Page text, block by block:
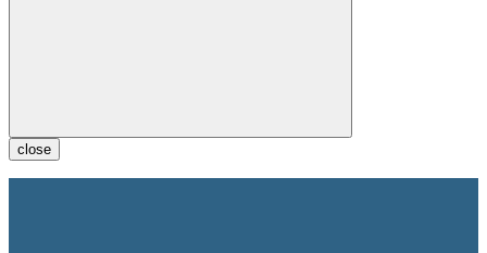
close